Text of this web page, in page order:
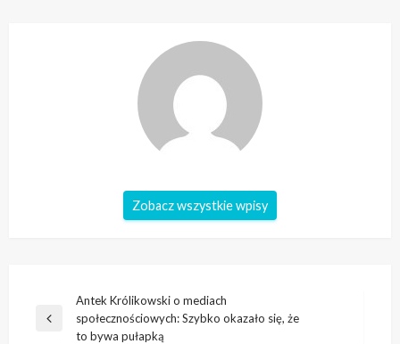
Zobacz wszystkie wpisy
Nawigacja
wpisu
Poprzedni
Antek Królikowski o mediach
społecznościowych: Szybko okazało się, że
to bywa pułapką